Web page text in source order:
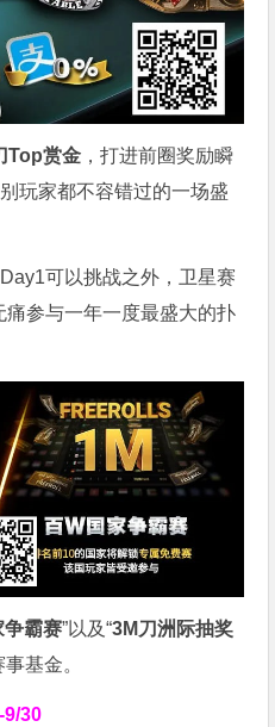
Top赏金 ，打进前圈奖励瞬
玩家都不容错过的一场盛
可以挑战之外，卫星赛
参与一年一度最盛大的扑
争霸赛”以及“3M刀洲际抽奖
基金。
9/30